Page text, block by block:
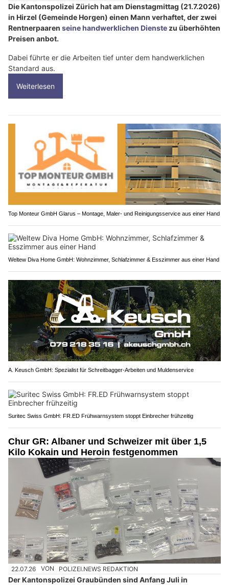
Die Kantonspolizei Zürich hat am Dienstagmittag (21.7.2026)
in Hirzel (Gemeinde Horgen) einen Mann verhaftet, der zwei
Rentnerpaaren seine handwerklichen Dienste zu überhöhten
Preisen anbot.
Dabei führte er die Arbeiten tief unter dem handwerklichen
Standard aus.
Weiterlesen
Top Monteur GmbH Glarus – Montage, Maler- und Reinigungsservice aus einer Hand
Weltew Diva Home GmbH: Wohnzimmer, Schlafzimmer & Esszimmer aus einer Hand
A. Keusch GmbH: Spezialist für Schreitbagger-Arbeiten und Muldenservice
Suritec Swiss GmbH: FR.ED Frühwarnsystem stoppt Einbrecher frühzeitig
Chur GR: Albaner und Schweizer mit über 1,5
Kilo Kokain und Heroin festgenommen
22.07.26 VON POLIZEI.NEWS REDAKTION
Der Kantonspolizei Graubünden sind Anfang Juli in